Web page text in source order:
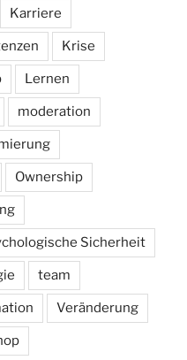
Karriere
Krise
Lernen
moderation
Ownership
Sicherheit
team
Veränderung